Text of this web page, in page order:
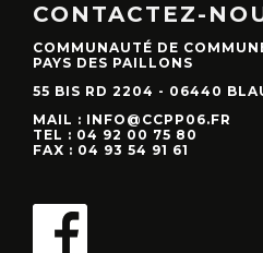
CONTACTEZ-
COMMUNAUTÉ DE
PAYS DES PAILLONS
55 BIS RD 2204 - 06440
MAIL : INFO@CCPP06.FR
TEL : 04 92 00 75 80
FAX : 04 93 54 91 61